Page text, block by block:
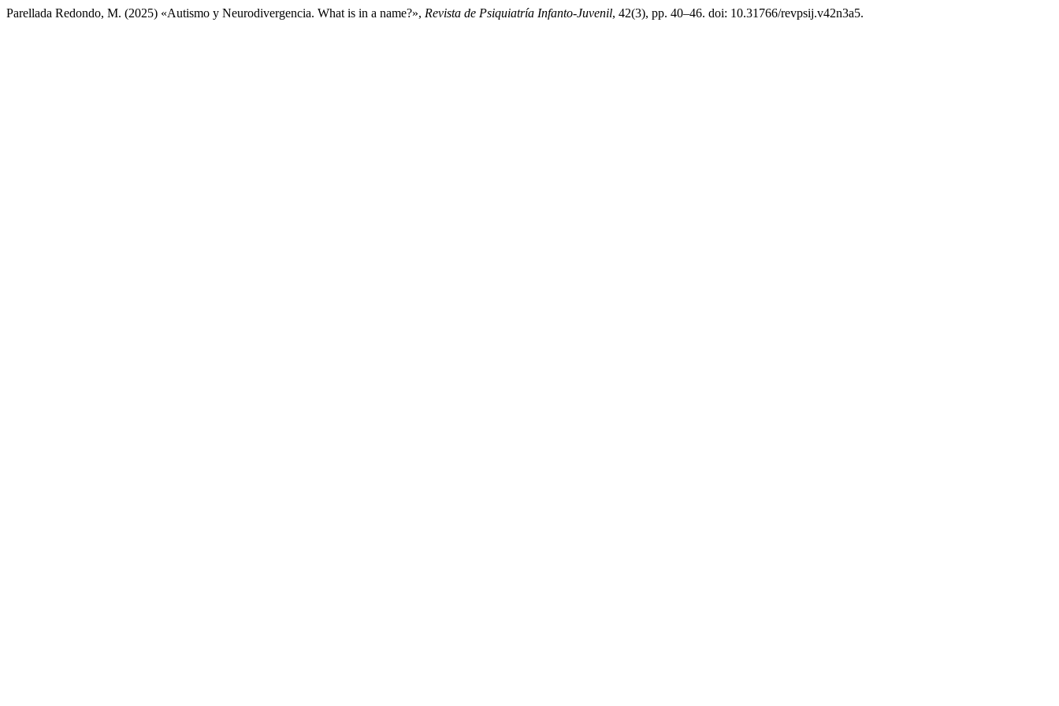
Parellada Redondo, M. (2025) «Autismo y Neurodivergencia. What is in a name?», Revista de Psiquiatría Infanto-Juvenil, 42(3), pp. 40–46. doi: 10.31766/revpsij.v42n3a5.